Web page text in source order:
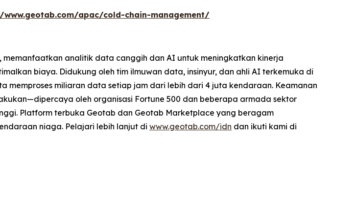
apac/cold-chain-management/
analitik data canggih dan AI untuk meningkatkan kinerja
biaya. Didukung oleh tim ilmuwan data, insinyur, dan ahli AI terkemuka di
memproses miliaran data setiap jam dari lebih dari 4 juta kendaraan. Keamanan
oleh organisasi Fortune 500 dan beberapa armada sektor
Platform terbuka Geotab dan Geotab Marketplace yang beragam
niaga. Pelajari lebih lanjut di www.geotab.com/idn dan ikuti kami di